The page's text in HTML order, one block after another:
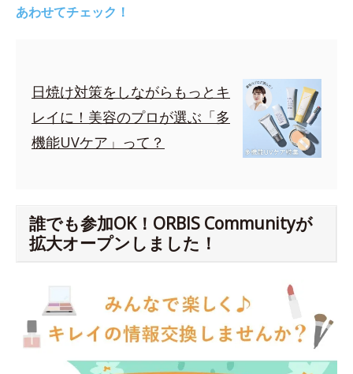
あわせてチェック！
日焼け対策をしながらもっとキ
レイに！美容のプロが選ぶ「多
機能UVケア」って？
誰でも参加OK！ORBIS Communityが
拡大オープンしました！